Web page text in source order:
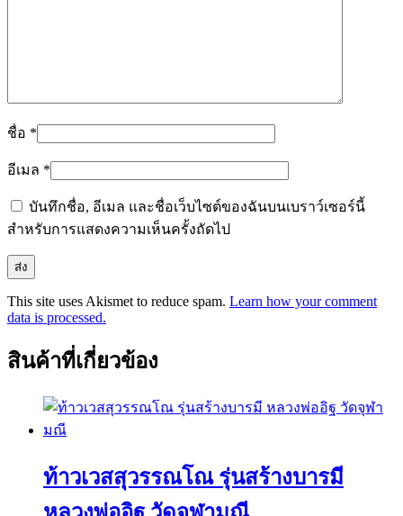
ชื่อ *
อีเมล *
บันทึกชื่อ, อีเมล และชื่อเว็บไซต์ของฉันบนเบราว์เซอร์นี้
สำหรับการแสดงความเห็นครั้งถัดไป
This site uses Akismet to reduce spam. Learn how your comment
data is processed.
สินค้าที่เกี่ยวข้อง
ท้าวเวสสุวรรณโณ รุ่นสร้างบารมี